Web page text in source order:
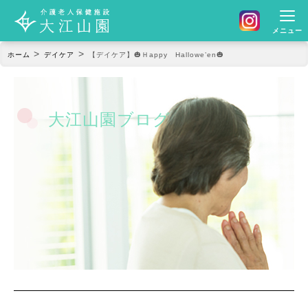
メニュー
ホーム >デイケア > 【デイケア】🎃Ｈappy Hallowe’en🎃
大江山園ブログ